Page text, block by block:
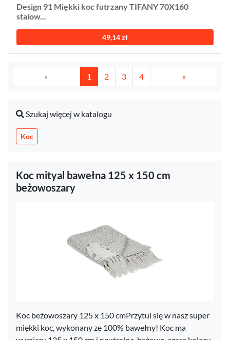
Design 91 Miękki koc futrzany TIFANY 70X160
stalow...
49,14 zł
« 1 2 3 4 »
Szukaj więcej w katalogu
Koc
Koc mityal bawełna 125 x 150 cm
beżowoszary
Koc beżowoszary 125 x 150 cmPrzytul się w nasz super
miękki koc, wykonany ze 100% bawełny! Koc ma